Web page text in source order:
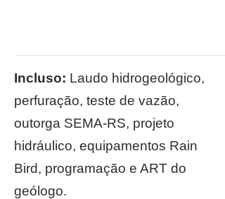
Incluso: Laudo hidrogeológico,
perfuração, teste de vazão,
outorga SEMA-RS, projeto
hidráulico, equipamentos Rain
Bird, programação e ART do
geólogo.